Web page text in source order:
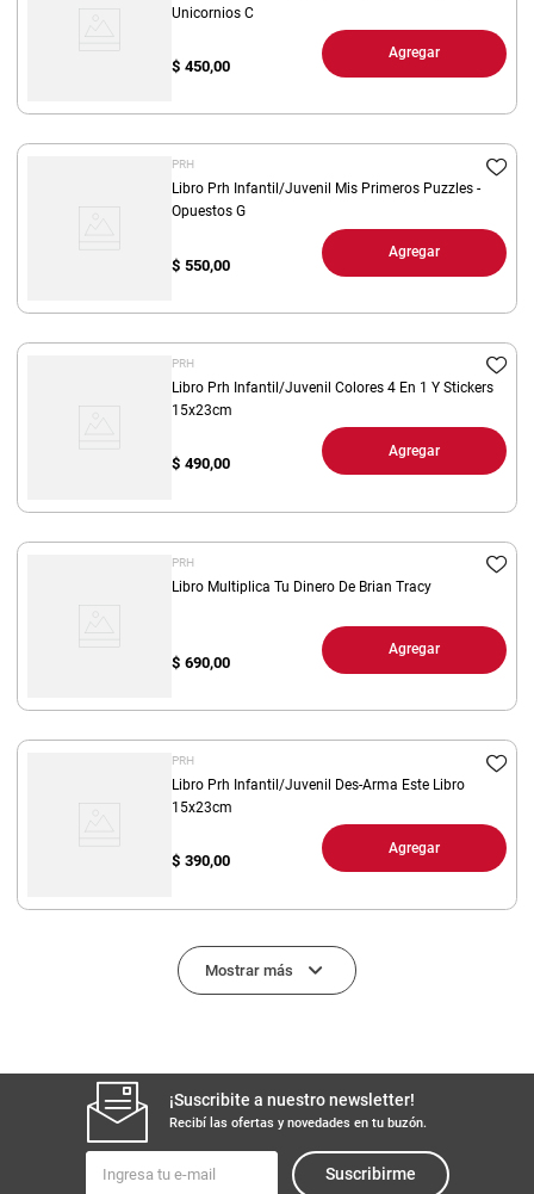
Unicornios C
$ 450,00
Agregar
PRH
Libro Prh Infantil/Juvenil Mis Primeros Puzzles -
Opuestos G
$ 550,00
Agregar
PRH
Libro Prh Infantil/Juvenil Colores 4 En 1 Y Stickers
15x23cm
$ 490,00
Agregar
PRH
Libro Multiplica Tu Dinero De Brian Tracy
$ 690,00
Agregar
PRH
Libro Prh Infantil/Juvenil Des-Arma Este Libro
15x23cm
$ 390,00
Agregar
Mostrar más
¡Suscribite a nuestro newsletter!
Recibí las ofertas y novedades en tu buzón.
Suscribirme